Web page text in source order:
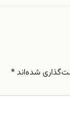
شده‌اند *